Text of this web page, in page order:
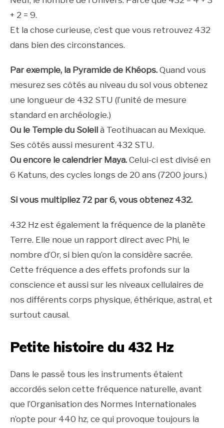
+ 2 = 9.
Et la chose curieuse, c’est que vous retrouvez 432
dans bien des circonstances.
Par exemple, la Pyramide de Khéops. Quand vous
mesurez ses côtés au niveau du sol vous obtenez
une longueur de 432 STU (l’unité de mesure
standard en archéologie.)
Ou le Temple du Soleil à Teotihuacan au Mexique.
Ses côtés aussi mesurent 432 STU.
Ou encore le calendrier Maya. Celui-ci est divisé en
6 Katuns, des cycles longs de 20 ans (7200 jours.)
Si vous multipliez 72 par 6, vous obtenez 432.
432 Hz est également la fréquence de la planète
Terre. Elle noue un rapport direct avec Phi, le
nombre d’Or, si bien qu’on la considère sacrée.
Cette fréquence a des effets profonds sur la
conscience et aussi sur les niveaux cellulaires de
nos différents corps physique, éthérique, astral, et
surtout causal.
Petite histoire du 432 Hz
Dans le passé tous les instruments étaient
accordés selon cette fréquence naturelle, avant
que l’Organisation des Normes Internationales
n’opte pour 440 hz, ce qui provoque toujours la